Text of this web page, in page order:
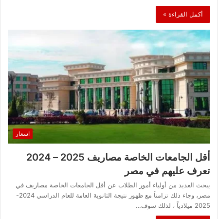
أكمل القراءة »
اسعار
أقل الجامعات الخاصة مصاريف 2025 – 2024
تعرف عليهم في مصر
يبحث العديد من أولياء أمور الطلاب عن أقل الجامعات الخاصة مصاريف في
مصر، وجاء ذلك تزامناً مع ظهور نتيجة الثانوية العامة للعام الدراسي 2024-
2025 ميلادياً ، لذلك سوف…